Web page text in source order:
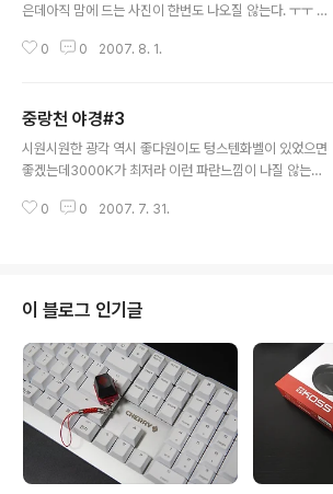
은데아직 맘에 드는 사진이 한번도 나오질 않는다. ㅜㅜ Ko
0 0 2007. 8. 1.
중랑천 야경#3
시원시원한 광각 역시 좋다원이도 텅스텐화벨이 있었으면
좋겠는데3000K가 최저라 이런 파란느낌이 나질 않는다.
0 0 2007. 7. 31.
이 블로그 인기글